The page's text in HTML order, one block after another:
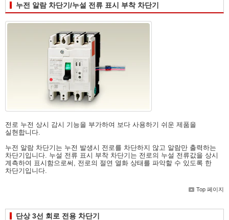
누전 알람 차단기/누설 전류 표시 부착 차단기
전로 누전 상시 감시 기능을 부가하여 보다 사용하기 쉬운 제품을
실현합니다.
누전 알람 차단기는 누전 발생시 전로를 차단하지 않고 알람만 출력하는
차단기입니다. 누설 전류 표시 부착 차단기는 전로의 누설 전류값을 상시
계측하여 표시함으로써, 전로의 절연 열화 상태를 파악할 수 있도록 한
차단기입니다.
Top 페이지
단상 3선 회로 전용 차단기